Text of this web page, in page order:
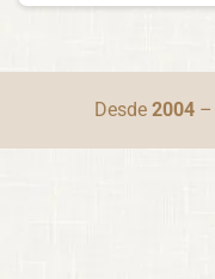
Desde 2004–